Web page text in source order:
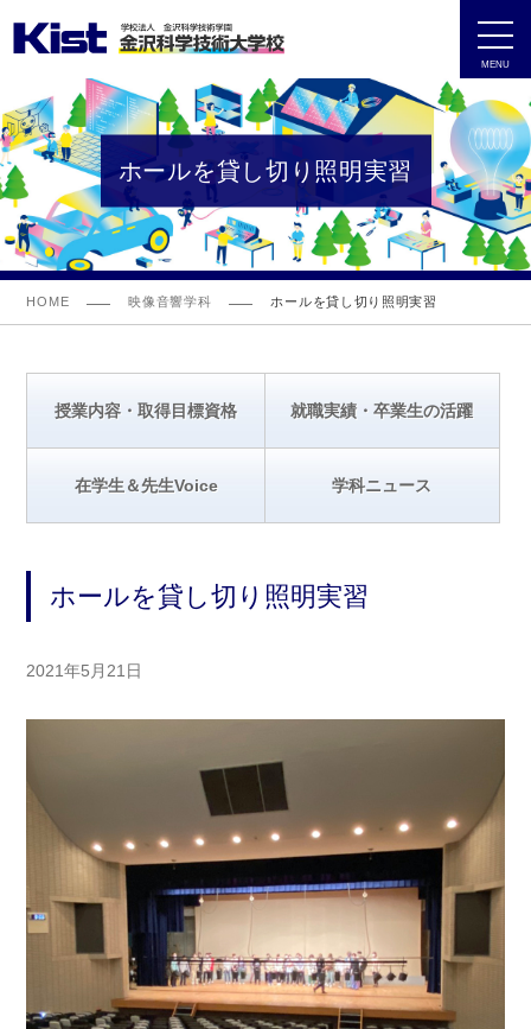
MENU
ホールを貸し切り照明実習
HOME 映像音響学科 ホールを貸し切り照明実習
授業内容・取得目標資格 就職実績・卒業生の活躍
在学生＆先生Voice 学科ニュース
ホールを貸し切り照明実習
2021年5月21日